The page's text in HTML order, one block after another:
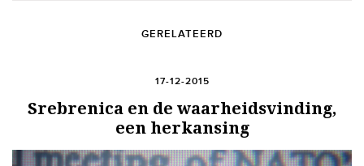
GERELATEERD
17-12-2015
Srebrenica en de waarheidsvinding,
een herkansing